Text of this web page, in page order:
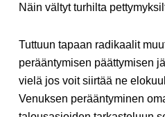
Näin vältyt turhilta
Tuttuun tapaan radikaalit
perääntymisen päättymisen
vielä jos voit siirtää ne
Venuksen perääntyminen